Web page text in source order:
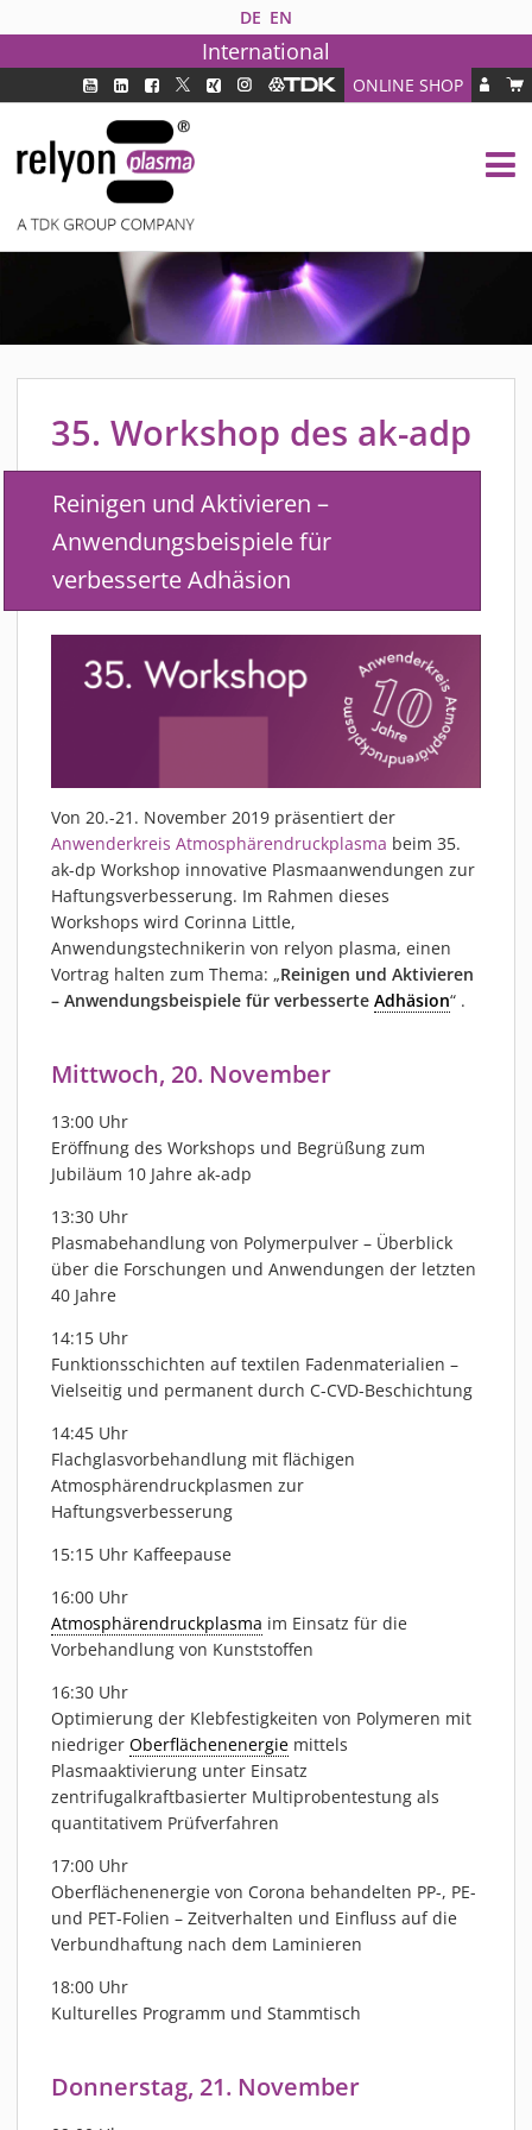
DE EN
International
ONLINE SHOP
PLASMATECHNOLOGIE
DBD TECHNOLOGIE
PAA TECHNOLOGIE®
PDD TECHNOLOGIE®
BRANCHEN
MEDIPLAS REACTOR
MEDIPLAS DRIVER
PIEZOBRUSH PZ3
PIEZOBRUSH PZ3-I
PIEZOBRUSH MODULE
PLASMABRUSH PB3
PLASMATOOL
DOWNLOADS
ANWENDUNGEN
DESINFEKTION
DRUCKVORBEHANDLUNG
FEINSTREINIGUNG
LACKIEREN
PLASMAAKTIVIERUNG
MATERIALIEN
AKTUELLES
EVENTS
FACHARTIKEL
NEWS
REFERENZEN
VIDEOS
ÜBER UNS
VISION, MISSION, WERTE
NACHHALTIGKEIT
HISTORIE
LEISTUNGEN
KARRIERE
KONTAKT
35. Workshop des ak-adp
Reinigen und Aktivieren –
Anwendungsbeispiele für
verbesserte Adhäsion
Von 20.-21. November 2019 präsentiert der
Anwenderkreis Atmosphärendruckplasma beim 35.
ak-dp Workshop innovative Plasmaanwendungen zur
Haftungsverbesserung. Im Rahmen dieses
Workshops wird Corinna Little,
Anwendungstechnikerin von relyon plasma, einen
Vortrag halten zum Thema: „Reinigen und Aktivieren
– Anwendungsbeispiele für verbesserte Adhäsion“ .
Mittwoch, 20. November
13:00 Uhr
Eröffnung des Workshops und Begrüßung zum
Jubiläum 10 Jahre ak-adp
13:30 Uhr
Plasmabehandlung von Polymerpulver – Überblick
über die Forschungen und Anwendungen der letzten
40 Jahre
14:15 Uhr
Funktionsschichten auf textilen Fadenmaterialien –
Vielseitig und permanent durch C-CVD-Beschichtung
14:45 Uhr
Flachglasvorbehandlung mit flächigen
Atmosphärendruckplasmen zur
Haftungsverbesserung
15:15 Uhr Kaffeepause
16:00 Uhr
Atmosphärendruckplasma im Einsatz für die
Vorbehandlung von Kunststoffen
16:30 Uhr
Optimierung der Klebfestigkeiten von Polymeren mit
niedriger Oberflächenenergie mittels
Plasmaaktivierung unter Einsatz
zentrifugalkraftbasierter Multiprobentestung als
quantitativem Prüfverfahren
17:00 Uhr
Oberflächenenergie von Corona behandelten PP-, PE-
und PET-Folien – Zeitverhalten und Einfluss auf die
Verbundhaftung nach dem Laminieren
18:00 Uhr
Kulturelles Programm und Stammtisch
Donnerstag, 21. November